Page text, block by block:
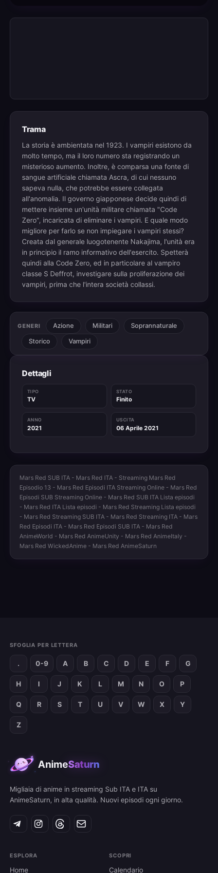
Trama
La storia è ambientata nel 1923. I vampiri esistono da
molto tempo, ma il loro numero sta registrando un
misterioso aumento. Inoltre, è comparsa una fonte di
sangue artificiale chiamata Ascra, di cui nessuno
sapeva nulla, che potrebbe essere collegata
all'anomalia. Il governo giapponese decide quindi di
mettere insieme un'unità militare chiamata "Code
Zero", incaricata di eliminare i vampiri. E quale modo
migliore per farlo se non impiegare i vampiri stessi?
Creata dal generale luogotenente Nakajima, l'unità era
in principio il ramo informativo dell'esercito. Spetterà
quindi alla Code Zero, ed in particolare al vampiro
classe S Deffrot, investigare sulla proliferazione dei
vampiri, prima che l'intera società collassi.
GENERI Azione Militari
Soprannaturale
Storico
Vampiri
Dettagli
TIPO
TV
STATO
Finito
ANNO
2021
USCITA
06 Aprile 2021
Mars Red SUB ITA - Mars Red ITA - Streaming Mars Red
Episodio 13 - Mars Red Episodi ITA Streaming Online - Mars Red
Episodi SUB Streaming Online - Mars Red SUB ITA Lista episodi
- Mars Red ITA Lista episodi - Mars Red Streaming Lista episodi
- Mars Red Streaming SUB ITA - Mars Red Streaming ITA - Mars
Red Episodi ITA - Mars Red Episodi SUB ITA - Mars Red
AnimeWorld - Mars Red AnimeUnity - Mars Red AnimeItaly -
Mars Red WickedAnime - Mars Red AnimeSaturn
SFOGLIA PER LETTERA
. 0-9 A B C D E F G
H I J K L M N O P
Q R S T U V W X Y
Z
AnimeSaturn
Migliaia di anime in streaming Sub ITA e ITA su
AnimeSaturn, in alta qualità. Nuovi episodi ogni giorno.
ESPLORA
Home
SCOPRI
Calendario